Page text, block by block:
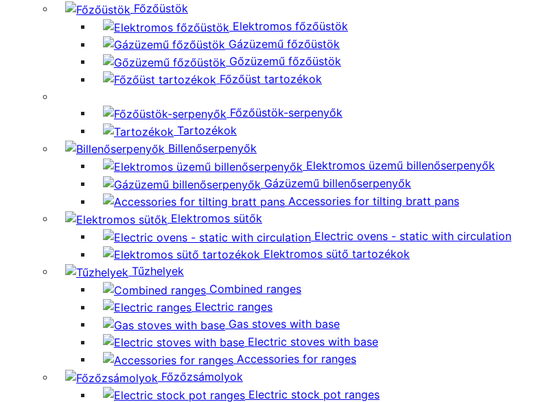
Főzőüstök
Elektromos főzőüstök
Gázüzemű főzőüstök
Gőzüzemű főzőüstök
Főzőüst tartozékok
Főzőüstök-serpenyők
Tartozékok
Billenőserpenyők
Elektromos üzemű billenőserpenyők
Gázüzemű billenőserpenyők
Accessories for tilting bratt pans
Elektromos sütők
Electric ovens - static with circulation
Elektromos sütő tartozékok
Tűzhelyek
Combined ranges
Electric ranges
Gas stoves with base
Electric stoves with base
Accessories for ranges
Főzőzsámolyok
Electric stock pot ranges